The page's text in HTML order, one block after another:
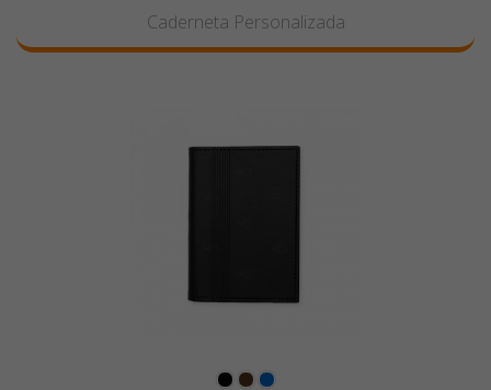
Caderneta Personalizada